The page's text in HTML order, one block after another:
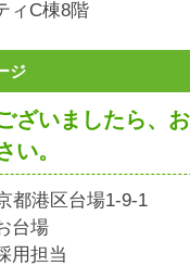
ィC棟8階
ジ
ざいましたら、
い。
都港区台場1-9-1
台場
担当